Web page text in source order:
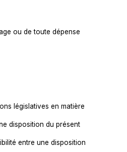
ou de toute dépense
législatives en matière
disposition du présent
entre une disposition